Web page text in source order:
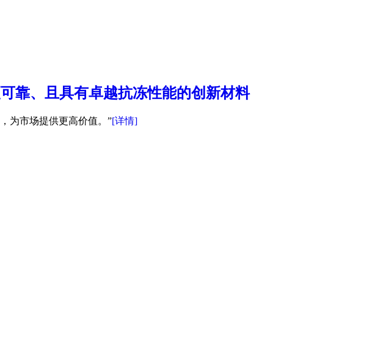
靠、且具有卓越抗冻性能的创新材料
为市场提供更高价值。”[详情]